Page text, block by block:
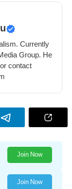
Currently
Group. He
contact
Join Now
Join Now